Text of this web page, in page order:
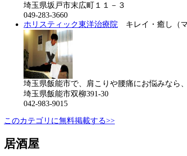
埼玉県坂戸市末広町１１－３
049-283-3660
ホリスティック東洋治療院 キレイ・癒し（マ
埼玉県飯能市で、肩こりや腰痛にお悩みなら
埼玉県飯能市双柳391-30
042-983-9015
このカテゴリに無料掲載する>>
居酒屋